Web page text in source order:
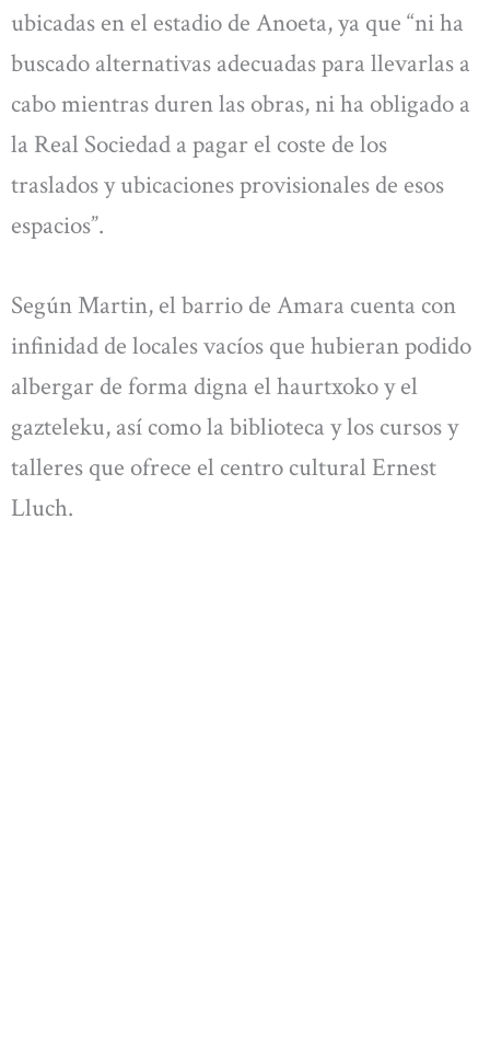
ubicadas en el estadio de Anoeta, ya que “ni ha
buscado alternativas adecuadas para llevarlas a
cabo mientras duren las obras, ni ha obligado a
la Real Sociedad a pagar el coste de los
traslados y ubicaciones provisionales de esos
espacios”.
Según Martin, el barrio de Amara cuenta con
infinidad de locales vacíos que hubieran podido
albergar de forma digna el haurtxoko y el
gazteleku, así como la biblioteca y los cursos y
talleres que ofrece el centro cultural Ernest
Lluch.